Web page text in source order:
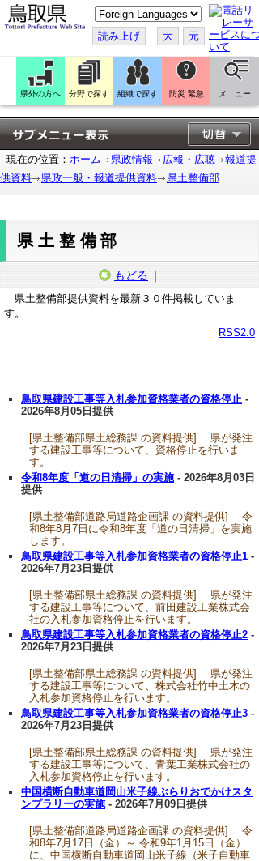
こ
の
ペ
ー
ジ
翻
訳
す
る
読み上げ 大 元
県外の方へ 分野で探す 組織で探す 防災 緊急 メニュー
現在の位置： ホーム 県政情報 広報・広聴
報道提
供資料
県政一般・報道提供資料 県土整備部
県土整備部
もどる ｜
県土整備部提供資料を最新３０件掲載していま
す。
RSS2.0
鳥取県建設工事等入札参加資格業者の資格停止 -
2026年8月05日提供
[県土整備部県土総務課 の資料提供] 県が発注
する建設工事等について、資格停止を行いま
す。
令和8年度「道の日清掃」の実施- 2026年8月03日
提供
[県土整備部道路局道路企画課 の資料提供] 令
和8年8月7日に令和8年度「道の日清掃」を実施
します。
鳥取県建設工事等入札参加資格業者の資格停止1 -
2026年7月23日提供
[県土整備部県土総務課 の資料提供] 県が発注
する建設工事等について、前田建設工業株式会
社の入札参加資格停止を行います。
鳥取県建設工事等入札参加資格業者の資格停止2 -
2026年7月23日提供
[県土整備部県土総務課 の資料提供] 県が発注
する建設工事等について、株式会社竹中土木の
入札参加資格停止を行います。
鳥取県建設工事等入札参加資格業者の資格停止3 -
2026年7月23日提供
[県土整備部県土総務課 の資料提供] 県が発注
する建設工事等について、青葉工業株式会社の
入札参加資格停止を行います。
中国横断自動車道岡山米子線ぶらりおでかけスタ
ンプラリーの実施- 2026年7月09日提供
[県土整備部道路局道路企画課 の資料提供] 令
和8年7月17日（金）～ 令和9年1月15日（金）
に、中国横断自動車道岡山米子線（米子自動車